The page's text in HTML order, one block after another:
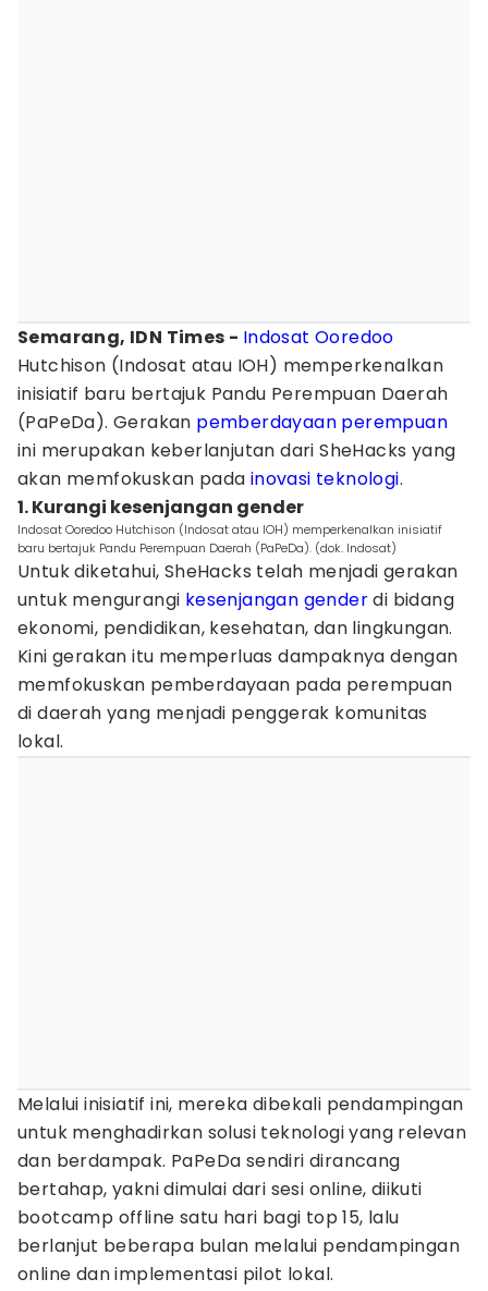
Semarang, IDN Times - Indosat Ooredoo
Hutchison (Indosat atau IOH) memperkenalkan
inisiatif baru bertajuk Pandu Perempuan Daerah
(PaPeDa). Gerakan pemberdayaan perempuan
ini merupakan keberlanjutan dari SheHacks yang
akan memfokuskan pada inovasi teknologi.
1. Kurangi kesenjangan gender
Indosat Ooredoo Hutchison (Indosat atau IOH) memperkenalkan inisiatif
baru bertajuk Pandu Perempuan Daerah (PaPeDa). (dok. Indosat)
Untuk diketahui, SheHacks telah menjadi gerakan
untuk mengurangi kesenjangan genderdi bidang
ekonomi, pendidikan, kesehatan, dan lingkungan.
Kini gerakan itu memperluas dampaknya dengan
memfokuskan pemberdayaan pada perempuan
di daerah yang menjadi penggerak komunitas
lokal.
Melalui inisiatif ini, mereka dibekali pendampingan
untuk menghadirkan solusi teknologi yang relevan
dan berdampak. PaPeDa sendiri dirancang
bertahap, yakni dimulai dari sesi online, diikuti
bootcamp offline satu hari bagi top 15, lalu
berlanjut beberapa bulan melalui pendampingan
online dan implementasi pilot lokal.